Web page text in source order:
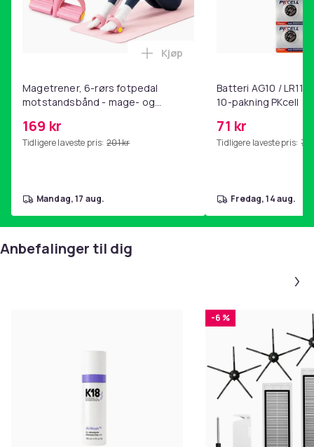
Magetrener, 6-rørs fotpedal
motstandsbånd - mage- og
hjemmegymnastikk Pink
169 kr
Tidligere laveste pris: 201 kr
Legg Magetrener, 6-rørs
Kjøp
mandag, 17 aug.
Batteri AG10 /
10-pakning PKcell
71 kr
Tidligere laveste pris: 76
fredag, 14 aug.
Anbefalinger til dig
-6 %